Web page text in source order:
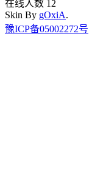
在线人数 12
Skin By gOxiA.
豫ICP备05002272号